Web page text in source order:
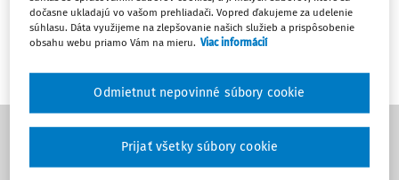
dočasne ukladajú vo vašom prehliadači. Vopred ďakujeme za udelenie
súhlasu. Dáta využijeme na zlepšovanie našich služieb a prispôsobenie
obsahu webu priamo Vám na mieru. Viac informácií
Odmietnut nepovinné súbory cookie
Prijať všetky súbory cookie